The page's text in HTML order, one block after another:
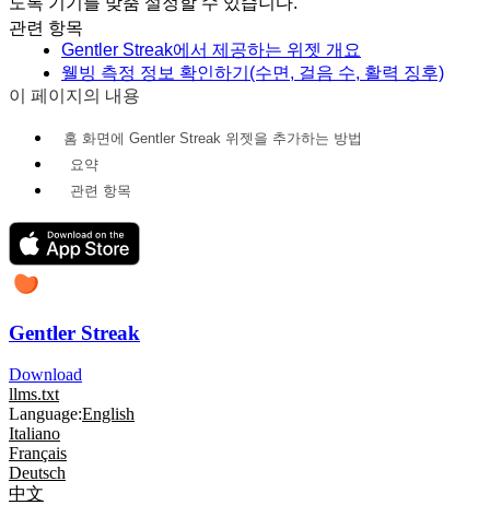
관련 항목
Gentler Streak에서 제공하는 위젯 개요
웰빙 측정 정보 확인하기(수면, 걸음 수, 활력 징후)
이 페이지의 내용
홈 화면에 Gentler Streak 위젯을 추가하는 방법
요약
관련 항목
Gentler Streak
Download
llms.txt
Language:English
Italiano
Français
Deutsch
中文